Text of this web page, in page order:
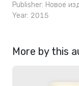
Publisher: Новое
Year: 2015
More by this